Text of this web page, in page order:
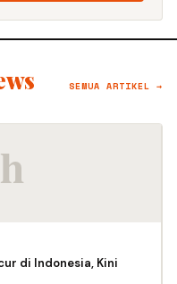
SEMUA ARTIKEL →
di Indonesia, Kini